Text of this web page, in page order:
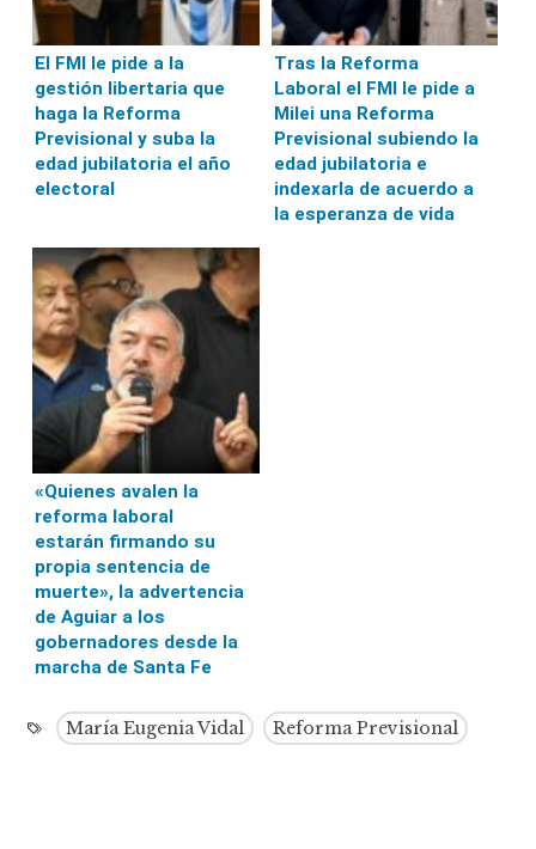
El FMI le pide a la
gestión libertaria que
haga la Reforma
Previsional y suba la
edad jubilatoria el año
electoral
Tras la Reforma
Laboral el FMI le pide a
Milei una Reforma
Previsional subiendo la
edad jubilatoria e
indexarla de acuerdo a
la esperanza de vida
«Quienes avalen la
reforma laboral
estarán firmando su
propia sentencia de
muerte», la advertencia
de Aguiar a los
gobernadores desde la
marcha de Santa Fe
María Eugenia Vidal Reforma Previsional